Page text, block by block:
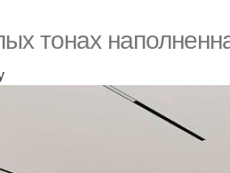
тонах